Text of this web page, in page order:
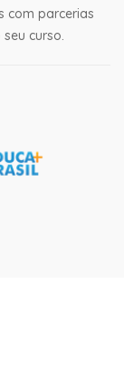
com parcerias
curso.